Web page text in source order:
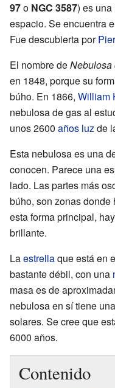
97o NGC 3587) es
espacio. Se encuentra
Fue descubierta por
El nombre deNebulosa
en 1848, porque su
búho. En 1866, William
nebulosa de gas al
unos 2600 años luzde
Esta nebulosa es una
conocen. Parece una
lado. Las partes más
búho, son zonas
esta forma principal,
brillante.
Laestrellaque está en
bastante débil, con una
masa es de
nebulosa en sí tiene
solares. Se cree que
6000 años.
Contenido